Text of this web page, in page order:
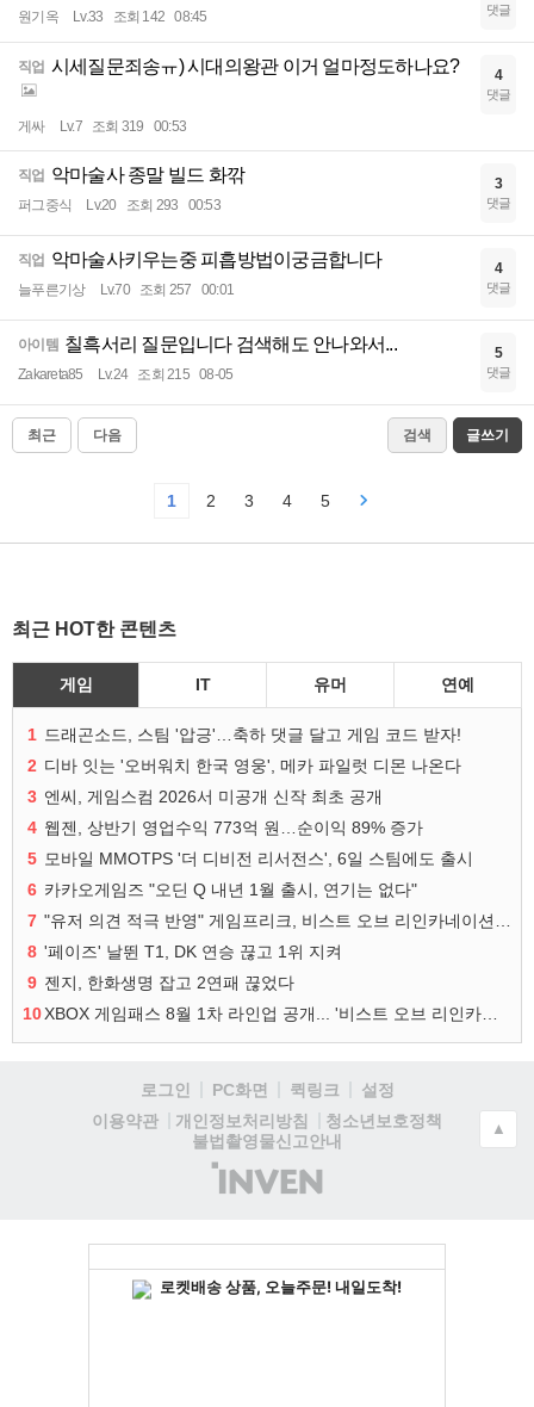
원기옥 Lv.33 조회 142 08:45 댓글
직업 시세질문죄송ㅠ) 시대의왕관 이거 얼마정도하나요?
게싸 Lv.7 조회 319 00:53
4
댓글
직업 악마술사 종말 빌드 화깎
퍼그중식 Lv.20 조회 293 00:53
3
댓글
직업 악마술사키우는중 피흡방법이궁금합니다
늘푸른기상 Lv.70 조회 257 00:01
4
댓글
아이템 칠흑서리 질문입니다 검색해도 안나와서...
Zakareta85 Lv.24 조회 215 08-05
5
댓글
최근 다음 검색 글쓰기
1 2 3 4 5
최근 HOT한 콘텐츠
게임 IT 유머 연예
1 드래곤소드, 스팀 '압긍'…축하 댓글 달고 게임 코드 받자!
2 디바 잇는 '오버워치 한국 영웅', 메카 파일럿 디몬 나온다
3 엔씨, 게임스컴 2026서 미공개 신작 최초 공개
4 웹젠, 상반기 영업수익 773억 원…순이익 89% 증가
5 모바일 MMOTPS '더 디비전 리서전스', 6일 스팀에도 출시
6 카카오게임즈 "오딘 Q 내년 1월 출시, 연기는 없다"
7
8 '페이즈' 날뛴 T1, DK 연승 끊고 1위 지켜
9 젠지, 한화생명 잡고 2연패 끊었다
10
로그인 PC화면 퀵링크
설정
이용약관
개인정보처리방침
청소년보호정책
불법촬영물신고안내
(주)
인
▲